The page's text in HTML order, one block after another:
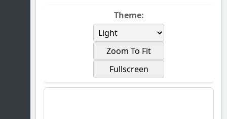
Theme:
Zoom To Fit
Fullscreen